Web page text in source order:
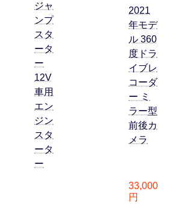
ジャ
ンプ
スタ
ータ
ー
12V
車用
エン
ジン
スタ
ータ
ー
2021
年モデ
ル 360
度ドラ
イブレ
コーダ
ー ミ
ラー型
前後カ
メラ
33,000
円